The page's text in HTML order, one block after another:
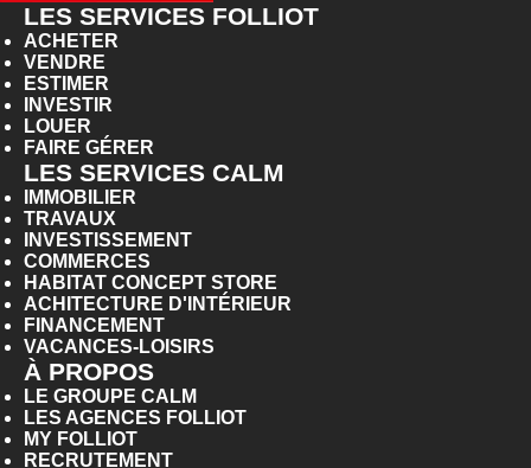
LES SERVICES FOLLIOT
ACHETER
VENDRE
ESTIMER
INVESTIR
LOUER
FAIRE GÉRER
LES SERVICES CALM
IMMOBILIER
TRAVAUX
INVESTISSEMENT
COMMERCES
HABITAT CONCEPT STORE
ACHITECTURE D'INTÉRIEUR
FINANCEMENT
VACANCES-LOISIRS
À PROPOS
LE GROUPE CALM
LES AGENCES FOLLIOT
MY FOLLIOT
RECRUTEMENT